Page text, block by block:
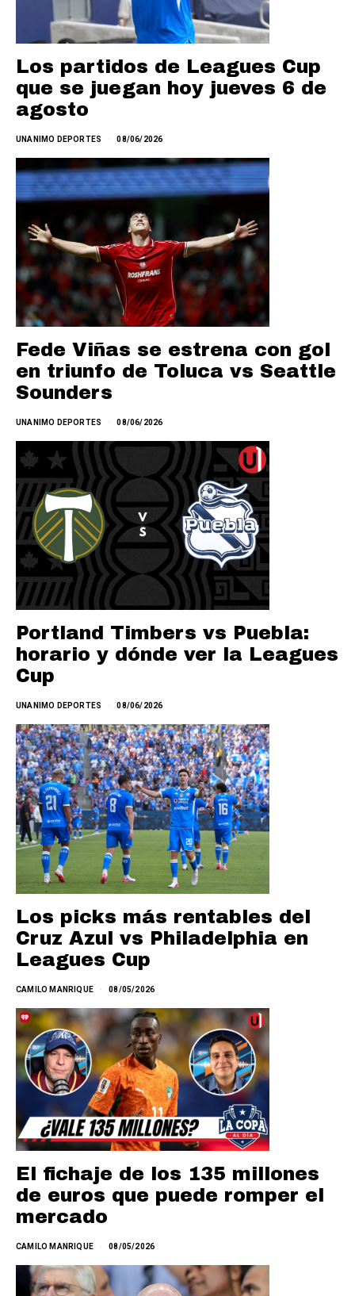
Los partidos de Leagues Cup
que se juegan hoy jueves 6 de
agosto
UNANIMO DEPORTES 08/06/2026
Fede Viñas se estrena con gol
en triunfo de Toluca vs Seattle
Sounders
UNANIMO DEPORTES 08/06/2026
Portland Timbers vs Puebla:
horario y dónde ver la Leagues
Cup
UNANIMO DEPORTES 08/06/2026
Los picks más rentables del
Cruz Azul vs Philadelphia en
Leagues Cup
CAMILO MANRIQUE 08/05/2026
El fichaje de los 135 millones
de euros que puede romper el
mercado
CAMILO MANRIQUE 08/05/2026